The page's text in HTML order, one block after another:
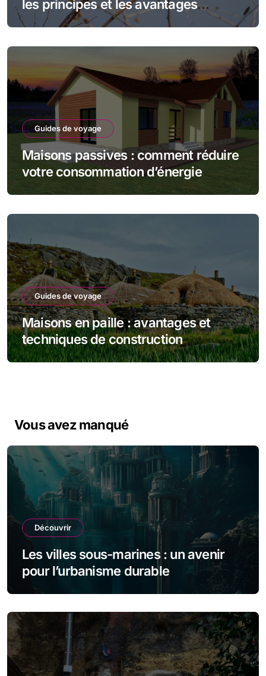
les principes et les avantages
écologiques
Guides de voyage
Maisons passives : comment réduire
votre consommation d’énergie
Guides de voyage
Maisons en paille : avantages et
techniques de construction
Vous avez manqué
Découvrir
Les villes sous-marines : un avenir
pour l’urbanisme durable